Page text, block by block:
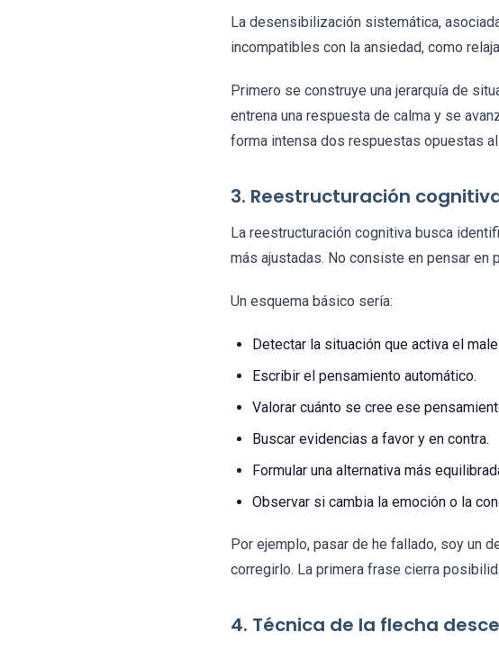
La desensibilización sistemática,
incompatibles con la ansiedad, como
Primero se construye una jerarquía de
entrena una respuesta de calma y se
forma intensa dos respuestas opuestas
3. Reestructuración
La reestructuración cognitiva busca
más ajustadas. No consiste en pensar en
Un esquema básico sería:
Detectar la situación que activa el
Escribir el pensamiento automático.
Valorar cuánto se cree ese
Buscar evidencias a favor y en contra.
Formular una alternativa más
Observar si cambia la emoción o la
Por ejemplo, pasar de he fallado, soy un
corregirlo. La primera frase cierra
4. Técnica de la flecha